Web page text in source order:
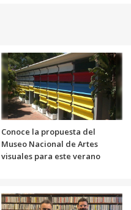
Conoce la propuesta del
Museo Nacional de Artes
visuales para este verano